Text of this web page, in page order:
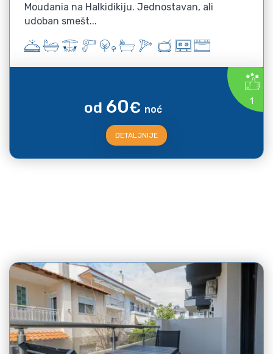
Moudania na Halkidikiju. Jednostavan, ali
udoban smešt...
1
od 60€ noć
DETALJNIJE